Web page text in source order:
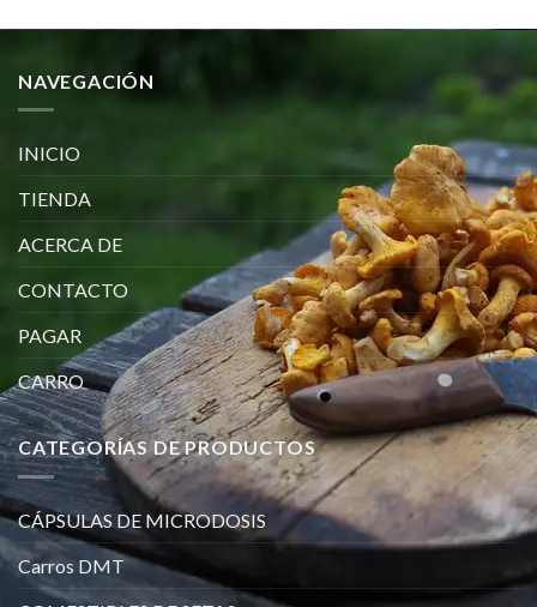
NAVEGACIÓN
INICIO
TIENDA
ACERCA DE
CONTACTO
PAGAR
CARRO
CATEGORÍAS DE PRODUCTOS
CÁPSULAS DE MICRODOSIS
Carros DMT